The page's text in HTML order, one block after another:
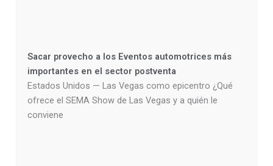
Sacar provecho a los Eventos automotrices más
importantes en el sector postventa
Estados Unidos — Las Vegas como epicentro ¿Qué
ofrece el SEMA Show de Las Vegas y a quién le
conviene